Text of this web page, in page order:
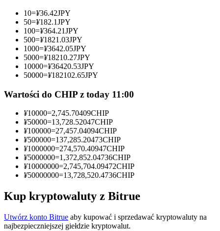
Zostań traderem kopiującym
transakcji
Informacja
10=¥36.42JPY
50=¥182.1JPY
100=¥364.21JPY
500=¥1821.03JPY
1000=¥3642.05JPY
5000=¥18210.27JPY
10000=¥36420.53JPY
50000=¥182102.65JPY
Wartości do CHIP z today 11:00
¥10000=2,745.70409CHIP
¥50000=13,728.52047CHIP
¥100000=27,457.04094CHIP
¥500000=137,285.20473CHIP
¥1000000=274,570.40947CHIP
¥5000000=1,372,852.04736CHIP
¥10000000=2,745,704.09472CHIP
¥50000000=13,728,520.4736CHIP
Kup kryptowaluty z Bitrue
Utwórz konto Bitrue aby kupować i sprzedawać kryptowaluty na
najbezpieczniejszej giełdzie kryptowalut.